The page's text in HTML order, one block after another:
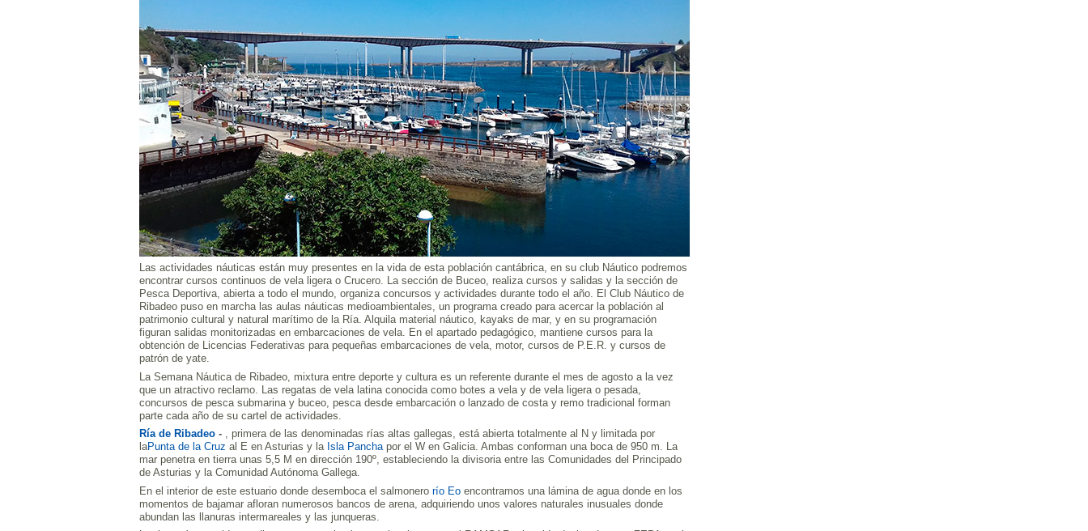
Las actividades náuticas están muy presentes en la vida de esta población cantábrica, en su club Náutico podremos
encontrar cursos continuos de vela ligera o Crucero. La sección de Buceo, realiza cursos y salidas y la sección de
Pesca Deportiva, abierta a todo el mundo, organiza concursos y actividades durante todo el año. El Club Náutico de
Ribadeo puso en marcha las aulas náuticas medioambientales, un programa creado para acercar la población al
patrimonio cultural y natural marítimo de la Ría. Alquila material náutico, kayaks de mar, y en su programación
figuran salidas monitorizadas en embarcaciones de vela. En el apartado pedagógico, mantiene cursos para la
obtención de Licencias Federativas para pequeñas embarcaciones de vela, motor, cursos de P.E.R. y cursos de
patrón de yate.
La Semana Náutica de Ribadeo, mixtura entre deporte y cultura es un referente durante el mes de agosto a la vez
que un atractivo reclamo. Las regatas de vela latina conocida como botes a vela y de vela ligera o pesada,
concursos de pesca submarina y buceo, pesca desde embarcación o lanzado de costa y remo tradicional forman
parte cada año de su cartel de actividades.
Ría de Ribadeo - , primera de las denominadas rías altas gallegas, está abierta totalmente al N y limitada por
laPunta de la Cruz al E en Asturias y laIsla Panchapor el W en Galicia. Ambas conforman una boca de 950 m. La
mar penetra en tierra unas 5,5 M en dirección 190º, estableciendo la divisoria entre las Comunidades del Principado
de Asturias y la Comunidad Autónoma Gallega.
En el interior de este estuario donde desemboca el salmonero río Eo encontramos una lámina de agua donde en los
momentos de bajamar afloran numerosos bancos de arena, adquiriendo unos valores naturales inusuales donde
abundan las llanuras intermareales y las junqueras.